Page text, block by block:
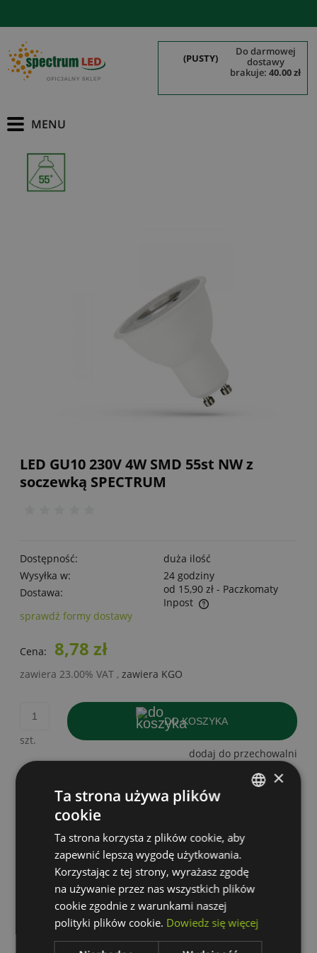
(PUSTY)
do darmowej
dostawy
brakuje: 40.00 zł
LED GU10 230V 4W SMD 55st NW z
soczewką SPECTRUM
Dostępność:
duża ilość
Wysyłka w:
24 godziny
Dostawa:
od 15,90 zł - Paczkomaty
Inpost
Cena nie zawiera ewentualnych kosztów płatności
sprawdź formy dostawy
Cena: 8,78 zł
zawiera 23.00% VAT , zawiera KGO
szt.
DO KOSZYKA
dodaj do przechowalni
Producent:
Kod produktu:
SPECTRUM-
WOJ+14090_55ST
zapytaj o produkt
dodaj opinię
GERMAN
×
Ta strona używa plików
cookie
Ta strona korzysta z plików cookie, aby
zapewnić lepszą wygodę użytkowania.
Korzystając z tej strony, wyrażasz zgodę
na używanie przez nas wszystkich plików
cookie zgodnie z warunkami naszej
polityki plików cookie. Dowiedz się więcej